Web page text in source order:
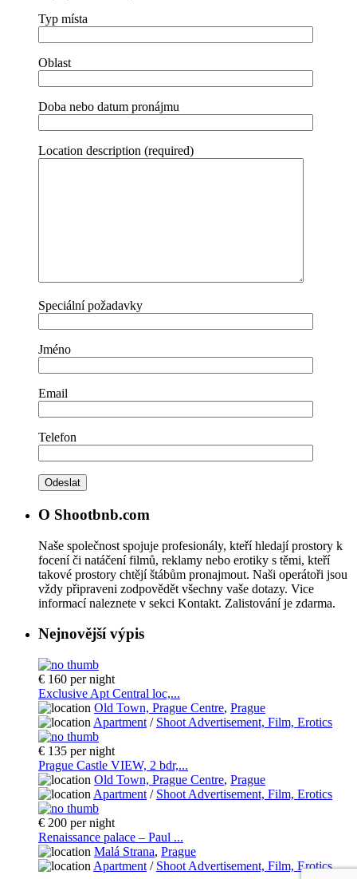
Typ místa
Oblast
Doba nebo datum pronájmu
Location description (required)
Speciální požadavky
Jméno
Email
Telefon
O Shootbnb.com
Naše společnost spojuje profesionály, kteří hledají prostory k
focení či natáčení filmů, reklamy nebo erotiky s těmi, kteří
takové prostory chtějí štábům pronajmout. Naši operátoři jsou
vždy připraveni zodpovědět všechny vaše dotazy. Vice
informací naleznete v sekci Kontakt. Zalistování je zdarma.
Nejnovější výpis
€ 160 per night
Exclusive Apt Central loc,...
Old Town, Prague Centre, Prague
Apartment / Shoot Advertisement, Film, Erotics
€ 135 per night
Prague Castle VIEW, 2 bdr,...
Old Town, Prague Centre, Prague
Apartment / Shoot Advertisement, Film, Erotics
€ 200 per night
Renaissance palace – Paul ...
Malá Strana, Prague
Apartment / Shoot Advertisement, Film, Erotics